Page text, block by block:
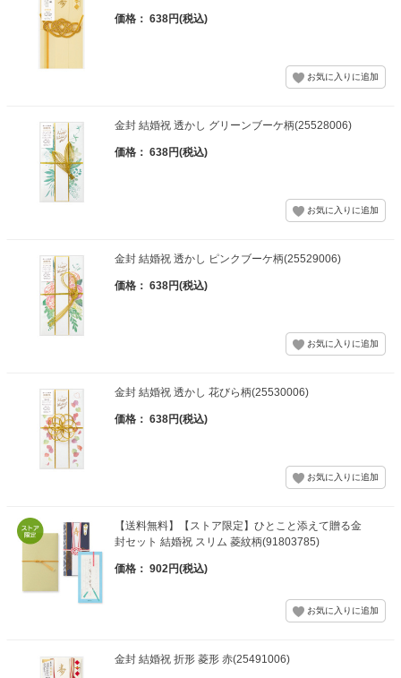
価格： 638円(税込)
金封 結婚祝 透かし グリーンブーケ柄(25528006)
価格： 638円(税込)
金封 結婚祝 透かし ピンクブーケ柄(25529006)
価格： 638円(税込)
金封 結婚祝 透かし 花びら柄(25530006)
価格： 638円(税込)
【送料無料】【ストア限定】ひとこと添えて贈る金
封セット 結婚祝 スリム 菱紋柄(91803785)
価格： 902円(税込)
金封 結婚祝 折形 菱形 赤(25491006)